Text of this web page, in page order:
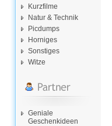
Kurzfilme
Natur & Technik
Picdumps
Horniges
Sonstiges
Witze
Geniale
Geschenkideen